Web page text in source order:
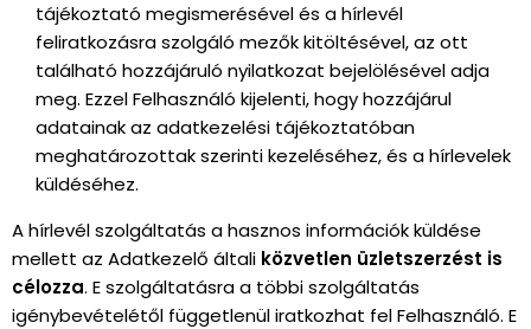
tájékoztató megismerésével és a hírlevél
feliratkozásra szolgáló mezők kitöltésével, az ott
található hozzájáruló nyilatkozat bejelölésével adja
meg. Ezzel Felhasználó kijelenti, hogy hozzájárul
adatainak az adatkezelési tájékoztatóban
meghatározottak szerinti kezeléséhez, és a hírlevelek
küldéséhez.
A hírlevél szolgáltatás a hasznos információk küldése
mellett az Adatkezelő általi közvetlen üzletszerzést is
célozza. E szolgáltatásra a többi szolgáltatás
igénybevételétől függetlenül iratkozhat fel Felhasználó. E